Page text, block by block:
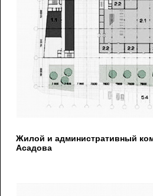
Жилой и административный
Асадова